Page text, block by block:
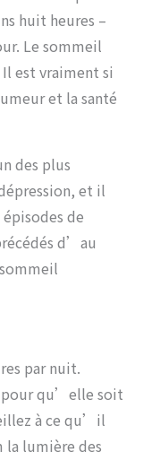
huit heures –
Le sommeil
est vraiment si
et la santé
des plus
et il
de
d’au
par nuit.
pour qu’elle soit
à ce qu’il
la lumière des